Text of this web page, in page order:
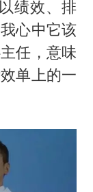
绩效、排
心中它该
任，意味
单上的一